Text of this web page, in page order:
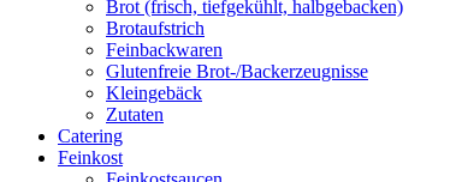
Brot (frisch, tiefgekühlt, halbgebacken)
Brotaufstrich
Feinbackwaren
Glutenfreie Brot-/Backerzeugnisse
Kleingebäck
Zutaten
Catering
Feinkost